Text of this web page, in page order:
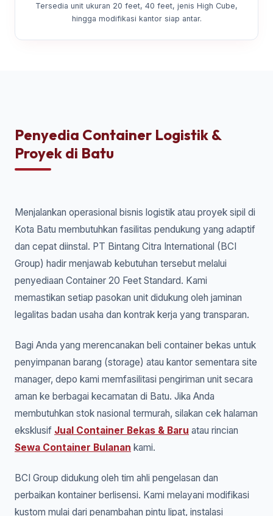
Tersedia unit ukuran 20 feet, 40 feet, jenis High Cube,
hingga modifikasi kantor siap antar.
Penyedia Container Logistik &
Proyek di Batu
Menjalankan operasional bisnis logistik atau proyek sipil di
Kota Batu membutuhkan fasilitas pendukung yang adaptif
dan cepat diinstal. PT Bintang Citra International (BCI
Group) hadir menjawab kebutuhan tersebut melalui
penyediaan Container 20 Feet Standard. Kami
memastikan setiap pasokan unit didukung oleh jaminan
legalitas badan usaha dan kontrak kerja yang transparan.
Bagi Anda yang merencanakan beli container bekas untuk
penyimpanan barang (storage) atau kantor sementara site
manager, depo kami memfasilitasi pengiriman unit secara
aman ke berbagai kecamatan di Batu. Jika Anda
membutuhkan stok nasional termurah, silakan cek halaman
eksklusif Jual Container Bekas & Baru atau rincian
Sewa Container Bulanan kami.
BCI Group didukung oleh tim ahli pengelasan dan
perbaikan kontainer berlisensi. Kami melayani modifikasi
kustom mulai dari penambahan pintu lipat, instalasi